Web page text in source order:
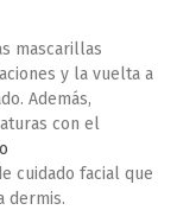
mascarillas
y la vuelta a
Además,
con el
cuidado facial que
dermis.